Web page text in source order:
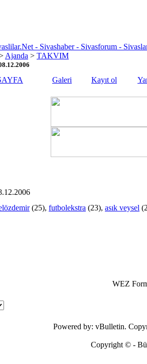
- Sivashaber - Sivasforum -
Ajanda > TAKVIM
Galeri Kayıt ol
(25), futbolekstra (23), asık veysel
WEZ
Powered by: vBulletin.
Copyright © -